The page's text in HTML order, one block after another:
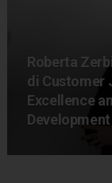
Roberta
di Customer
Excellence
Development